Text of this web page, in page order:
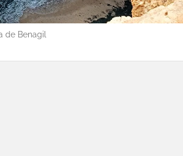
de Benagil